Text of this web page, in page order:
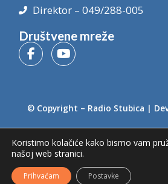
Direktor – 049/288-005
Društvene mreže
© Copyright – Radio Stubica |
Koristimo kolačiće kako bismo vam
našoj web stranici.
Prihvaćam Postavke